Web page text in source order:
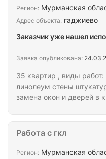
35 квартир , виды
линолеум стены
замена окон и дверей в
Регион: Мурманская
Адрес объекта: гаджиево
Заказчик уже нашел
Заявка опубликована:
Работа с гкл
Регион: Мурманская